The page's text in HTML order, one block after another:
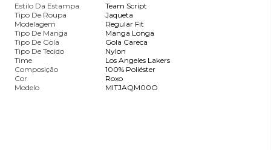
Estilo Da Estampa
Team Script
Tipo De Roupa
Jaqueta
Modelagem
Regular Fit
Tipo De Manga
Manga Longa
Tipo De Gola
Gola Careca
Tipo De Tecido
Nylon
Time
Los Angeles Lakers
Composição
100% Poliéster
Cor
Roxo
Modelo
MITJAQM00O